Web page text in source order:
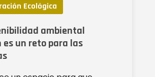
Ecológica
ambiental
un reto para las